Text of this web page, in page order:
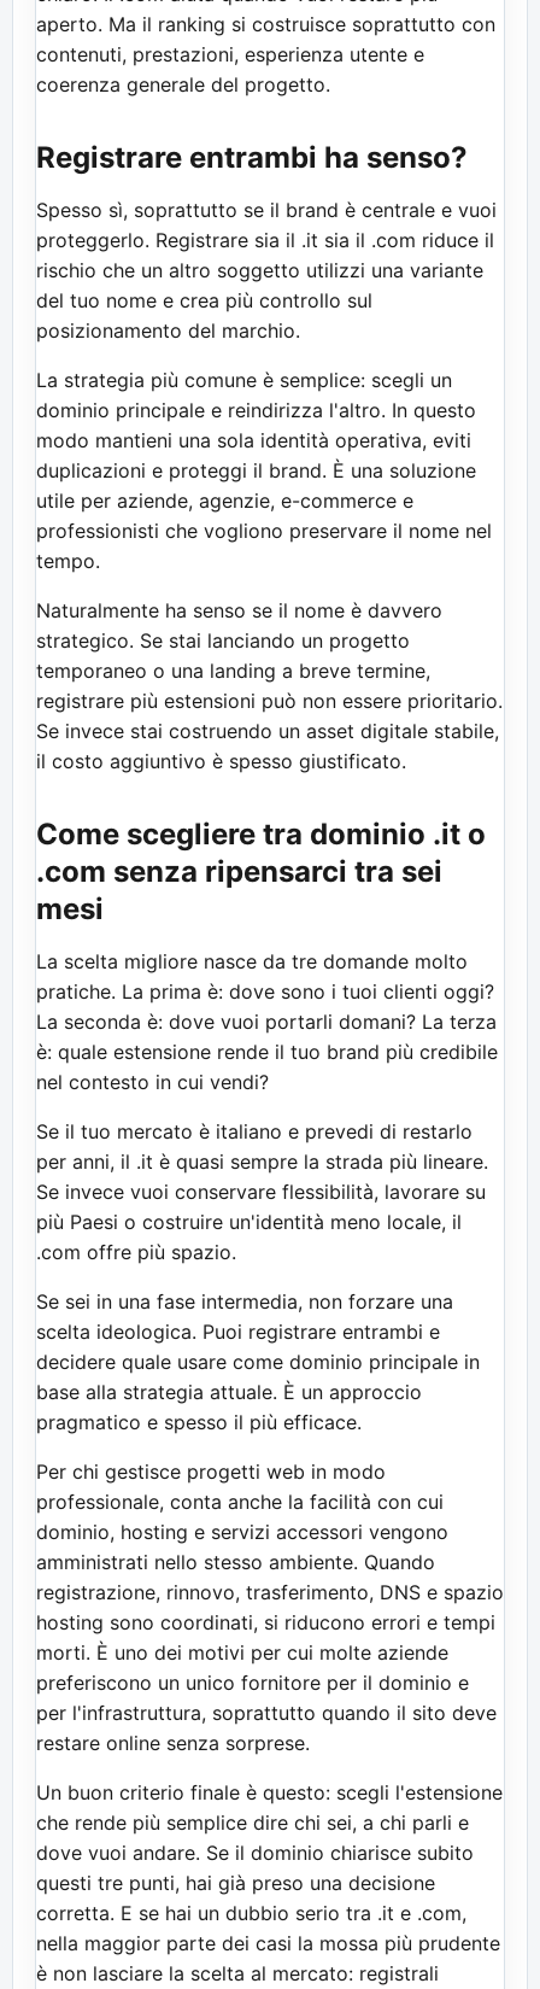
aperto. Ma il ranking si costruisce soprattutto con
contenuti, prestazioni, esperienza utente e
coerenza generale del progetto.
Registrare entrambi ha senso?
Spesso sì, soprattutto se il brand è centrale e vuoi
proteggerlo. Registrare sia il .it sia il .com riduce il
rischio che un altro soggetto utilizzi una variante
del tuo nome e crea più controllo sul
posizionamento del marchio.
La strategia più comune è semplice: scegli un
dominio principale e reindirizza l'altro. In questo
modo mantieni una sola identità operativa, eviti
duplicazioni e proteggi il brand. È una soluzione
utile per aziende, agenzie, e-commerce e
professionisti che vogliono preservare il nome nel
tempo.
Naturalmente ha senso se il nome è davvero
strategico. Se stai lanciando un progetto
temporaneo o una landing a breve termine,
registrare più estensioni può non essere prioritario.
Se invece stai costruendo un asset digitale stabile,
il costo aggiuntivo è spesso giustificato.
Come scegliere tra dominio .it o
.com senza ripensarci tra sei
mesi
La scelta migliore nasce da tre domande molto
pratiche. La prima è: dove sono i tuoi clienti oggi?
La seconda è: dove vuoi portarli domani? La terza
è: quale estensione rende il tuo brand più credibile
nel contesto in cui vendi?
Se il tuo mercato è italiano e prevedi di restarlo
per anni, il .it è quasi sempre la strada più lineare.
Se invece vuoi conservare flessibilità, lavorare su
più Paesi o costruire un'identità meno locale, il
.com offre più spazio.
Se sei in una fase intermedia, non forzare una
scelta ideologica. Puoi registrare entrambi e
decidere quale usare come dominio principale in
base alla strategia attuale. È un approccio
pragmatico e spesso il più efficace.
Per chi gestisce progetti web in modo
professionale, conta anche la facilità con cui
dominio, hosting e servizi accessori vengono
amministrati nello stesso ambiente. Quando
registrazione, rinnovo, trasferimento, DNS e spazio
hosting sono coordinati, si riducono errori e tempi
morti. È uno dei motivi per cui molte aziende
preferiscono un unico fornitore per il dominio e
per l'infrastruttura, soprattutto quando il sito deve
restare online senza sorprese.
Un buon criterio finale è questo: scegli l'estensione
che rende più semplice dire chi sei, a chi parli e
dove vuoi andare. Se il dominio chiarisce subito
questi tre punti, hai già preso una decisione
corretta. E se hai un dubbio serio tra .it e .com,
nella maggior parte dei casi la mossa più prudente
è non lasciare la scelta al mercato: registrali